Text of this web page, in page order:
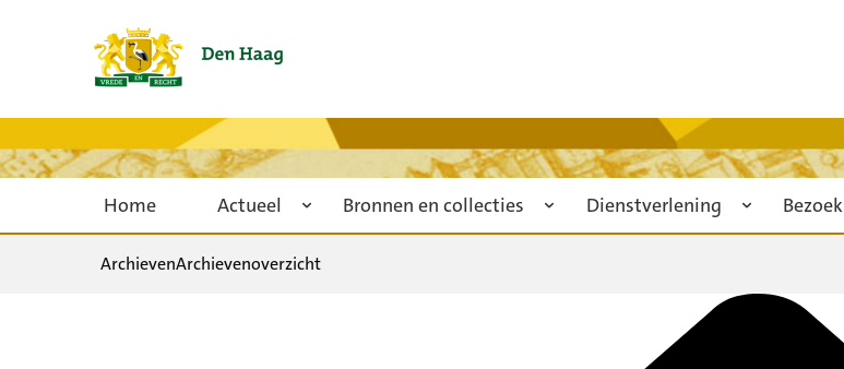
Home Actueel Bronnen en collecties Dienstverlening Bezoek
ArchievenArchievenoverzicht